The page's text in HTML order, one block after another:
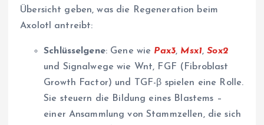
Übersicht geben, was die Regeneration beim
Axolotl antreibt:
Schlüsselgene: Gene wie Pax3, Msx1,Sox2
und Signalwege wie Wnt, FGF (Fibroblast
Growth Factor) und TGF-β spielen eine Rolle.
Sie steuern die Bildung eines Blastems –
einer Ansammlung von Stammzellen, die sich